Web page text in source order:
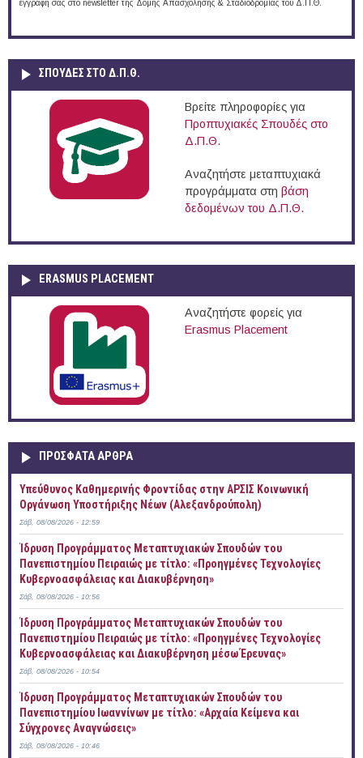
εγγραφή σας στο newsletter της Δομής Απασχόλησης & Σταδιοδρομίας του Δ.Π.Θ.
ΣΠΟΥΔΈΣ ΣΤΟ Δ.Π.Θ.
Βρείτε πληροφορίες για
Προπτυχιακές Σπουδές στο
Δ.Π.Θ.
Αναζητήστε μεταπτυχιακά
προγράμματα στη βάση
δεδομένων του Δ.Π.Θ.
ERASMUS PLACEMENT
Αναζητήστε φορείς για
Erasmus Placement
ΠΡOΣΦΑΤΑ AΡΘΡΑ
Yπεύθυνος Καθημερινής Φροντίδας στην ΑΡΣΙΣ Κοινωνική
Οργάνωση Υποστήριξης Νέων (Αλεξανδρούπολη)
Σάβ, 08/08/2026 - 12:59
Ίδρυση Προγράμματος Μεταπτυχιακών Σπουδών του
Πανεπιστημίου Πειραιώς με τίτλο: «Προηγμένες Τεχνολογίες
Κυβερνοασφάλειας και Διακυβέρνηση»
Σάβ, 08/08/2026 - 10:56
Ίδρυση Προγράμματος Μεταπτυχιακών Σπουδών του
Πανεπιστημίου Πειραιώς με τίτλο: «Προηγμένες Τεχνολογίες
Κυβερνοασφάλειας και Διακυβέρνηση μέσω Έρευνας»
Σάβ, 08/08/2026 - 10:54
Ίδρυση Προγράμματος Μεταπτυχιακών Σπουδών του
Πανεπιστημίου Ιωαννίνων με τίτλο: «Αρχαία Κείμενα και
Σύγχρονες Αναγνώσεις»
Σάβ, 08/08/2026 - 10:46